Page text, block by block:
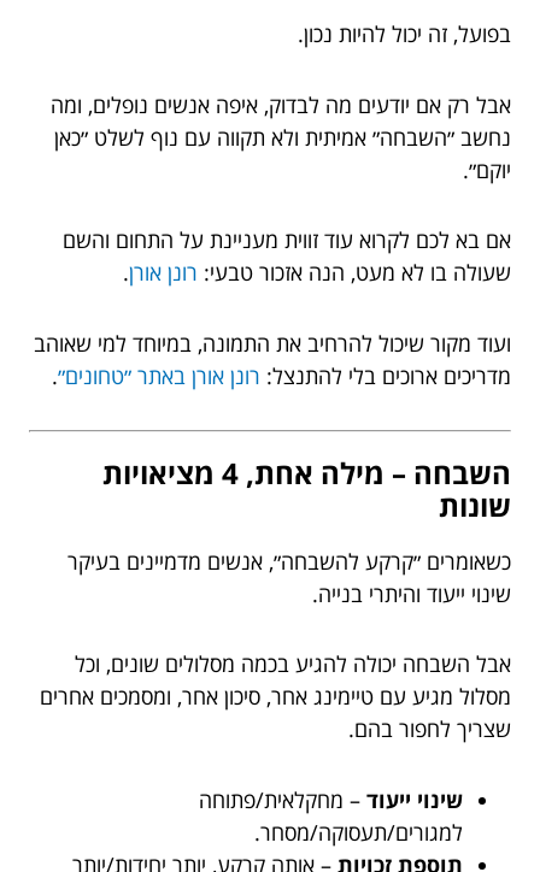
בפועל, זה יכול להיות נכון.
אבל רק אם יודעים מה לבדוק, איפה אנשים נופלים, ומה
נחשב ״השבחה״ אמיתית ולא תקווה עם נוף לשלט ״כאן
יוקם״.
אם בא לכם לקרוא עוד זווית מעניינת על התחום והשם
שעולה בו לא מעט, הנה אזכור טבעי: רונן אורן.
ועוד מקור שיכול להרחיב את התמונה, במיוחד למי שאוהב
מדריכים ארוכים בלי להתנצל: רונן אורן באתר ״טחונים״.
השבחה – מילה אחת, 4 מציאויות
שונות
כשאומרים ״קרקע להשבחה״, אנשים מדמיינים בעיקר
שינוי ייעוד והיתרי בנייה.
אבל השבחה יכולה להגיע בכמה מסלולים שונים, וכל
מסלול מגיע עם טיימינג אחר, סיכון אחר, ומסמכים אחרים
שצריך לחפור בהם.
שינוי ייעוד – מחקלאית/פתוחה
למגורים/תעסוקה/מסחר.
תוספת זכויות – אותה קרקע, יותר יחידות/יותר